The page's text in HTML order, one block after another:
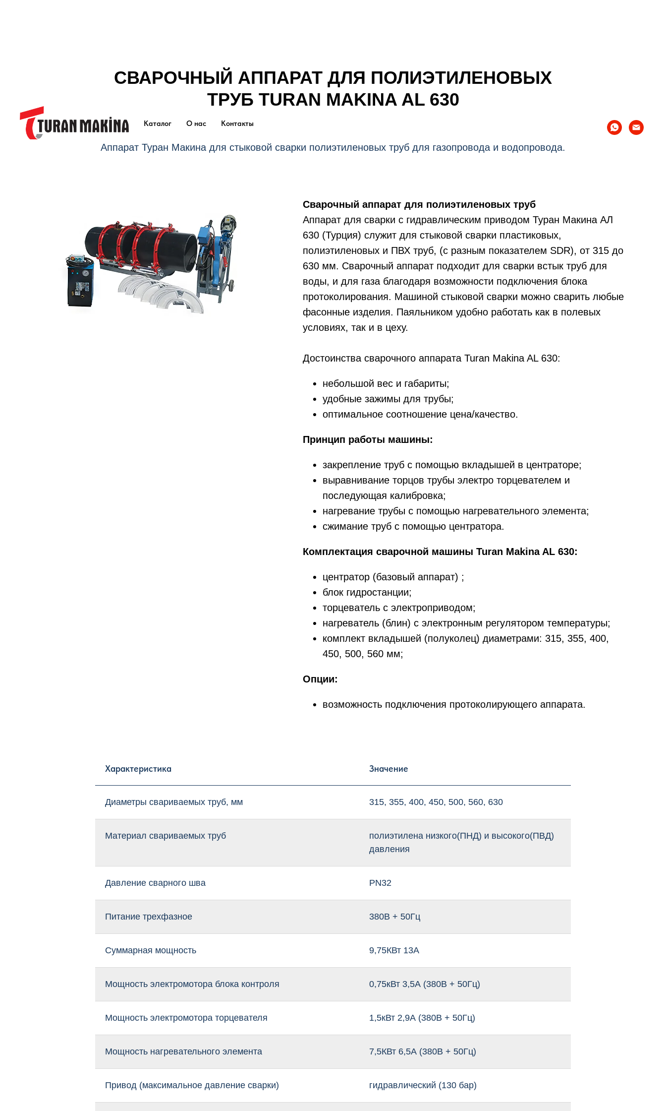
Каталог О нас Контакты
СВАРОЧНЫЙ АППАРАТ ДЛЯ ПОЛИЭТИЛЕНОВЫХ
ТРУБ TURAN MAKINA AL 630
Аппарат Туран Макина для стыковой сварки полиэтиленовых труб для газопровода и водопровода.
Сварочный аппарат для полиэтиленовых труб
Аппарат для сварки с гидравлическим приводом Туран Макина АЛ
630 (Турция) служит для стыковой сварки пластиковых,
полиэтиленовых и ПВХ труб, (с разным показателем SDR), от 315 до
630 мм. Сварочный аппарат подходит для сварки встык труб для
воды, и для газа благодаря возможности подключения блока
протоколирования. Машиной стыковой сварки можно сварить любые
фасонные изделия. Паяльником удобно работать как в полевых
условиях, так и в цеху.
Достоинства сварочного аппарата Turan Makina AL 630:
небольшой вес и габариты;
удобные зажимы для трубы;
оптимальное соотношение цена/качество.
Принцип работы машины:
закрепление труб с помощью вкладышей в центраторе;
выравнивание торцов трубы электро торцевателем и
последующая калибровка;
нагревание трубы с помощью нагревательного элемента;
сжимание труб с помощью центратора.
Комплектация сварочной машины Turan Makina AL 630:
центратор (базовый аппарат) ;
блок гидростанции;
торцеватель с электроприводом;
нагреватель (блин) с электронным регулятором температуры;
комплект вкладышей (полуколец) диаметрами: 315, 355, 400,
450, 500, 560 мм;
Опции:
возможность подключения протоколирующего аппарата.
Характеристика Значение
Диаметры свариваемых труб, мм 315, 355, 400, 450, 500, 560, 630
Материал свариваемых труб
полиэтилена низкого(ПНД) и высокого(ПВД)
давления
Давление сварного шва PN32
Питание трехфазное 380В + 50Гц
Суммарная мощность 9,75КВт 13А
Мощность электромотора блока контроля 0,75кВт 3,5А (380В + 50Гц)
Мощность электромотора торцевателя 1,5кВт 2,9А (380В + 50Гц)
Мощность нагревательного элемента 7,5КВт 6,5А (380В + 50Гц)
Привод (максимальное давление сварки) гидравлический (130 бар)